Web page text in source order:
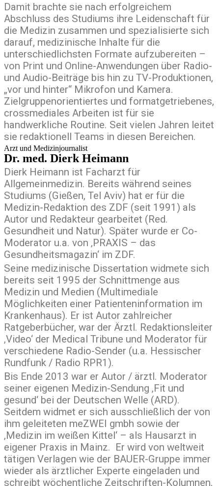
Damit brachte sie nach erfolgreichem
Abschluss des Studiums ihre Leidenschaft für
die Medizin zusammen und spezialisierte sich
darauf, medizinische Inhalte für die
unterschiedlichsten Formate aufzubereiten –
von Print und Online-Anwendungen über Radio-
und Audio-Beiträge bis hin zu TV-Produktionen,
„vor und hinter“ Mikrofon und Kamera.
Zielgruppenorientiertes und formatgetriebenes,
crossmediales Arbeiten ist für sie
handwerkliche Routine. Seit vielen Jahren leitet
sie redaktionell Teams in diesen Bereichen.
Arzt und Medizinjournalist
Dr. med. Dierk Heimann
Dierk Heimann ist Facharzt für
Allgemeinmedizin. Bereits während seines
Studiums (Gießen, Tel Aviv) hat er für die
Medizin-Redaktion des ZDF (seit 1991) als
Autor und Redakteur gearbeitet (Red.
Gesundheit und Natur). Später wurde er Co-
Moderator u.a. von ‚PRAXIS – das
Gesundheitsmagazin‘ im ZDF.
Seine medizinische Dissertation widmete sich
bereits seit 1995 der Schnittmenge aus
Medizin und Medien (Multimediale
Möglichkeiten einer Patienteninformation im
Krankenhaus). Er ist Autor zahlreicher
Ratgeberbücher, war der Ärztl. Redaktionsleiter
‚Video‘ der Medical Tribune und Moderator für
verschiedene Radio-Sender (u.a. Hessischer
Rundfunk / Radio RPR1).
Bis Ende 2013 war er Autor / ärztl. Moderator
seiner eigenen Medizin-Sendung ‚Fit und
gesund‘ bei der Deutschen Welle (ARD).
Seitdem widmet er sich ausschließlich der von
ihm geleiteten meZWEI gmbh sowie der
‚Medizin im weißen Kittel‘ – als Hausarzt in
eigener Praxis in Mainz. Er wird von weltweit
tätigen Verlagen wie der BAUER-Gruppe immer
wieder als ärztlicher Experte eingeladen und
schreibt wöchentliche Zeitschriften-Kolumnen,